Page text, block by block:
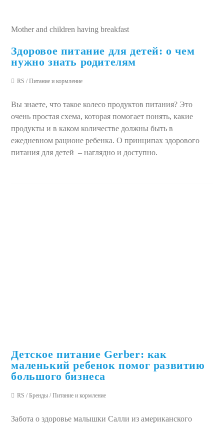
Mother and children having breakfast
Здоровое питание для детей: о чем
нужно знать родителям
RS / Питание и кормление
Вы знаете, что такое колесо продуктов питания? Это
очень простая схема, которая помогает понять, какие
продукты и в каком количестве должны быть в
ежедневном рационе ребенка. О принципах здорового
питания для детей – наглядно и доступно.
Детское питание Gerber: как
маленький ребенок помог развитию
большого бизнеса
RS / Бренды / Питание и кормление
Забота о здоровье малышки Салли из американского